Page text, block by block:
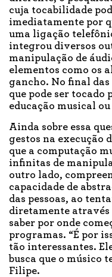
cuja tocabilidade
imediatamente por
uma ligação
integrou diversos
manipulação de
elementos como os
gancho. No final
que pode ser tocado
educação musical ou
Ainda sobre essa
gestos na execução
que a computação
infinitas de
outro lado,
capacidade de
das pessoas, ao
diretamente através
saber por onde
programas. “É por
tão interessantes.
busca que o músico
Filipe.